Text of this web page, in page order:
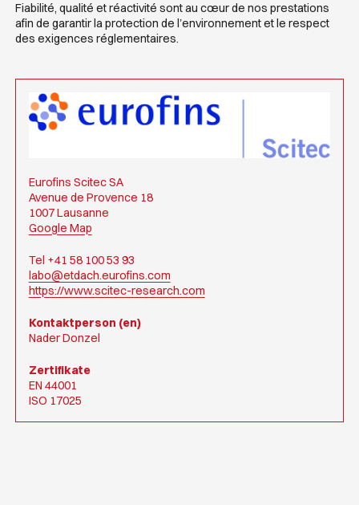
Fiabilité, qualité et réactivité sont au cœur de nos prestations
afin de garantir la protection de l’environnement et le respect
des exigences réglementaires.
Eurofins Scitec SA
Avenue de Provence 18
1007 Lausanne
Google Map
Tel +41 58 100 53 93
labo@etdach.eurofins.com
https://www.scitec-research.com
Kontaktperson (en)
Nader Donzel
Zertifikate
EN 44001
ISO 17025